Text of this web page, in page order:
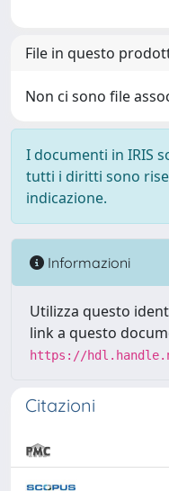
File in questo
Non ci sono file
I documenti in IRIS
tutti i diritti sono
indicazione.
Informazioni
Utilizza questo
link a questo
https://
Citazioni